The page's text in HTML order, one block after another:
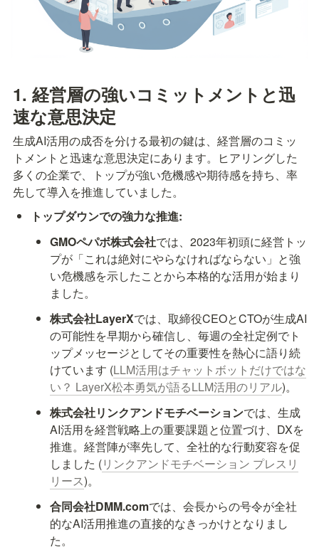
1. 経営層の強いコミットメントと迅
速な意思決定
生成AI活用の成否を分ける最初の鍵は、経営層のコミッ
トメントと迅速な意思決定にあります。ヒアリングした
多くの企業で、トップが強い危機感や期待感を持ち、率
先して導入を推進していました。
トップダウンでの強力な推進:
GMOペパボ株式会社では、2023年初頭に経営トッ
プが「これは絶対にやらなければならない」と強
い危機感を示したことから本格的な活用が始まり
ました。
株式会社LayerXでは、取締役CEOとCTOが生成AI
の可能性を早期から確信し、毎週の全社定例でト
ップメッセージとしてその重要性を熱心に語り続
けています (LLM活用はチャットボットだけではな
い？ LayerX松本勇気が語るLLM活用のリアル)。
株式会社リンクアンドモチベーションでは、生成
AI活用を経営戦略上の重要課題と位置づけ、DXを
推進。経営陣が率先して、全社的な行動変容を促
しました (リンクアンドモチベーション プレスリ
リース)。
合同会社DMM.comでは、会長からの号令が全社
的なAI活用推進の直接的なきっかけとなりまし
た。